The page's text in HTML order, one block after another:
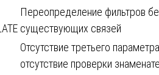
Переопределение фильтров
существующих связей
Отсутствие третьего
отсутствие проверки